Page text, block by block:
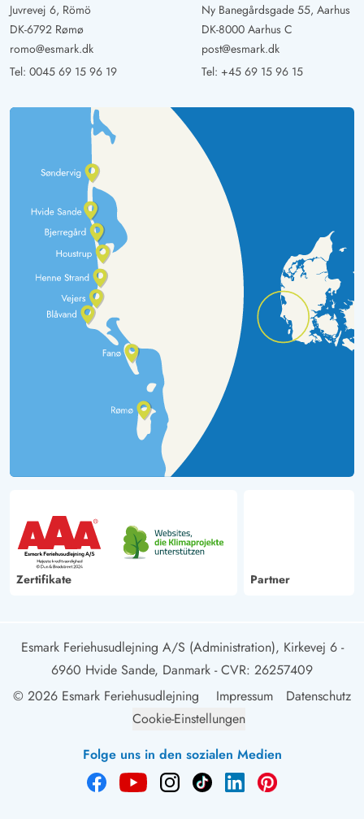
Juvrevej 6, Römö
DK-6792 Rømø
romo@esmark.dk
Tel: 0045 69 15 96 19
Ny Banegårdsgade 55, Aarhus
DK-8000 Aarhus C
post@esmark.dk
Tel: +45 69 15 96 15
Zertifikate Partner
Esmark Feriehusudlejning A/S (Administration), Kirkevej 6 -
6960 Hvide Sande, Danmark - CVR: 26257409
© 2026 Esmark Feriehusudlejning
Impressum
Datenschutz
Cookie-Einstellungen
Folge uns in den sozialen Medien